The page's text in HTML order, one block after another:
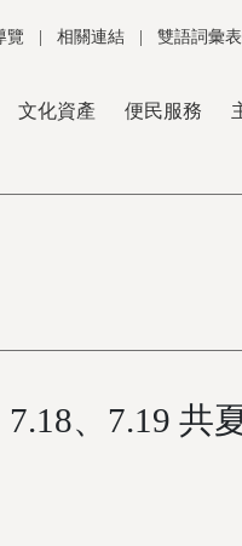
覽 相關連結 雙語詞彙表
文化資產 便民服務
、7.19 共